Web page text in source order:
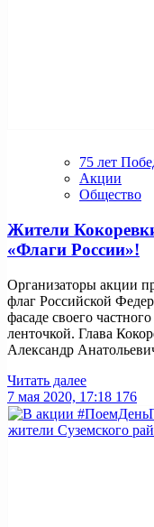
75 лет
Акции
Общество
Жители
«Флаги России»!
Организаторы акции
флаг Российской
фасаде своего
ленточкой. Глава
Александр
Читать далее
7 мая 2020, 17:18 176